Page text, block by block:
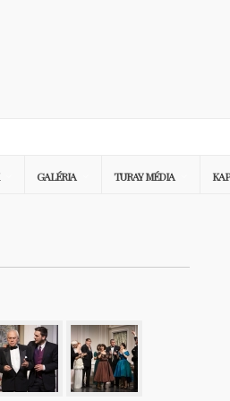
GALÉRIA TURAY MÉDIA